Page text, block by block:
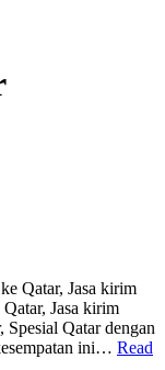
Qatar, Jasa kirim
Jasa kirim
Spesial Qatar dengan
ini… Read